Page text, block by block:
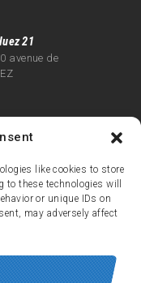
like cookies to store
these technologies will
or unique IDs on
may adversely affect
21
avenue de